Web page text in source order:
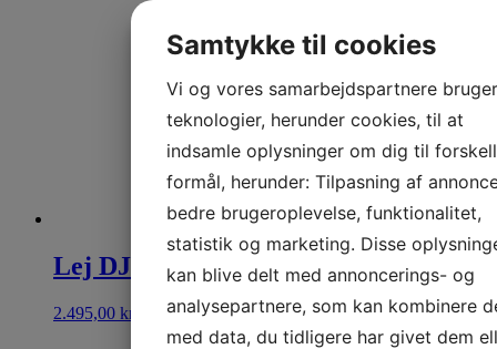
Lej DJ Pakke XL op til 150 personer
2.495,00 kr. Se mere
Samtykke til cookies
Vi og vores samarbejdspartnere bruger
teknologier, herunder cookies, til at
indsamle oplysninger om dig til
formål, herunder: Tilpasning af
bedre brugeroplevelse, funktionalitet,
statistik og marketing. Disse
kan blive delt med annoncerings- og
analysepartnere, som kan kombinere
med data, du tidligere har givet dem